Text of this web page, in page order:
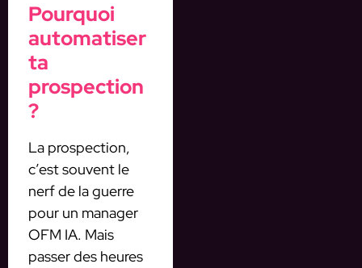
Pourquoi
automatiser
ta
prospection
?
La prospection,
c’est souvent le
nerf de la guerre
pour un manager
OFM IA. Mais
passer des heures